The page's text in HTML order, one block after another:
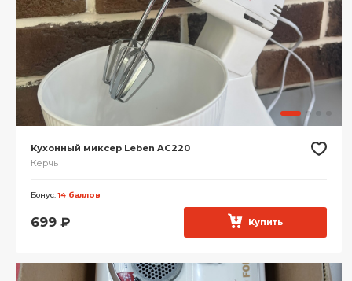
Кухонный миксер Leben AC220
Керчь
Бонус:14 баллов
699 ₽ Купить